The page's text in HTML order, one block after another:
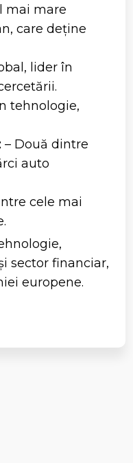
mai mare
care deține
lider în
tehnologie,
– Două dintre
auto
cele mai
sector financiar,
europene.